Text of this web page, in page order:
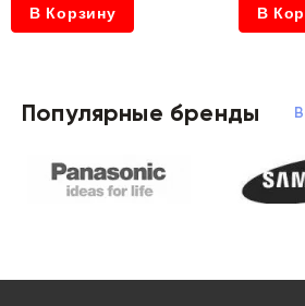
В Корзину В
Популярные бренды